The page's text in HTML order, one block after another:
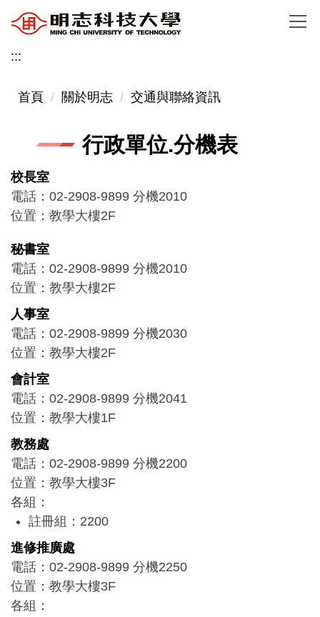
到
主
內
:::
首頁 關於明志 交通與聯絡資訊
行政單位.分機表
校長室
電話：02-2908-9899 分機2010
位置：教學大樓2F
秘書室
電話：02-2908-9899 分機2010
位置：教學大樓2F
人事室
電話：02-2908-9899 分機2030
位置：教學大樓2F
會計室
電話：02-2908-9899 分機2041
位置：教學大樓1F
教務處
電話：02-2908-9899 分機2200
位置：教學大樓3F
各組：
註冊組：2200
課務組：2206
招生組：2255
進修推廣處
電話：02-2908-9899 分機2250
位置：教學大樓3F
各組：